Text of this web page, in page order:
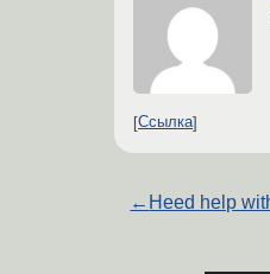
Ссылка
← Heed help